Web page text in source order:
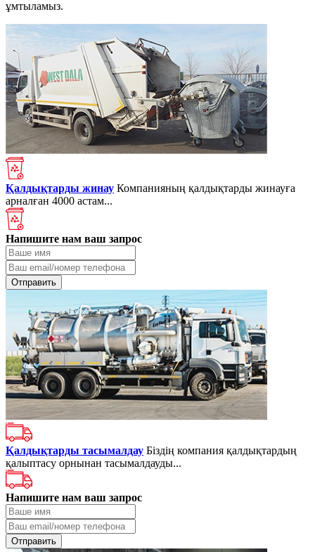
ұмтыламыз.
Қалдықтарды жинау Компанияның қалдықтарды жинауға
арналған 4000 астам...
Напишите нам ваш запрос
Қалдықтарды тасымалдау Біздің компания қалдықтардың
қалыптасу орнынан тасымалдауды...
Напишите нам ваш запрос